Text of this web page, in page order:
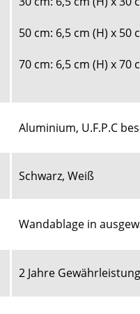
50 cm: 6,5 cm (H) x 50
70 cm: 6,5 cm (H) x 70
Aluminium, U.F.P.C
Schwarz, Weiß
Wandablage in
2 Jahre Gewährleistung